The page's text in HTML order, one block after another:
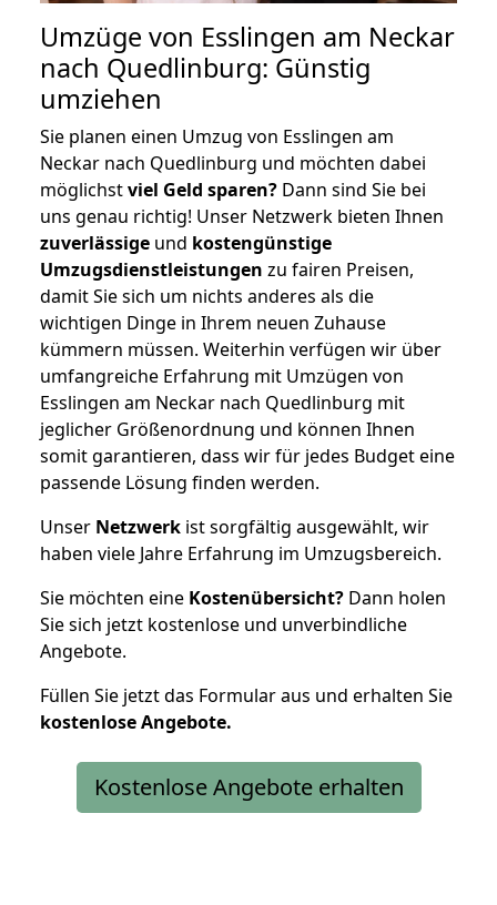
Umzüge von Esslingen am Neckar
nach Quedlinburg: Günstig
umziehen
Sie planen einen Umzug von Esslingen am
Neckar nach Quedlinburg und möchten dabei
möglichstviel Geld sparen? Dann sind Sie bei
uns genau richtig! Unser Netzwerk bieten Ihnen
zuverlässige und kostengünstige
Umzugsdienstleistungen zu fairen Preisen,
damit Sie sich um nichts anderes als die
wichtigen Dinge in Ihrem neuen Zuhause
kümmern müssen. Weiterhin verfügen wir über
umfangreiche Erfahrung mit Umzügen von
Esslingen am Neckar nach Quedlinburg mit
jeglicher Größenordnung und können Ihnen
somit garantieren, dass wir für jedes Budget eine
passende Lösung finden werden.
Unser Netzwerk ist sorgfältig ausgewählt, wir
haben viele Jahre Erfahrung im Umzugsbereich.
Sie möchten eine Kostenübersicht? Dann holen
Sie sich jetzt kostenlose und unverbindliche
Angebote.
Füllen Sie jetzt das Formular aus und erhalten Sie
kostenloseAngebote.
Kostenlose Angebote erhalten